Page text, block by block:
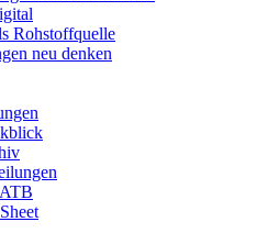
Rohstoffquelle
neu denken